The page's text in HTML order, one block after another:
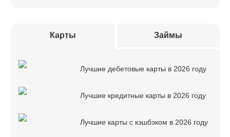
Карты Займы
Лучшие дебетовые карты в 2026 году
Лучшие кредитные карты в 2026 году
Лучшие карты с кэшбэком в 2026 году